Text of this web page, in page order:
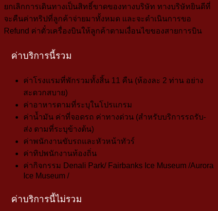
ยกเลิกการเดินทางเป็นสิทธิ์ขาดของทางบริษัท ทางบริษัทยินดีที่
จะคืนค่าทริปที่ลูกค้าจ่ายมาทั้งหมด และจะดำเนินการขอ
Refund ค่าตั๋วเครื่องบินให้ลูกค้าตามเงื่อนไขของสายการบิน
ค่าบริการนี้รวม
ค่าโรงแรมที่พักรวมทั้งสิ้น 11 คืน (ห้องละ 2 ท่าน อย่าง
สะดวกสบาย)
ค่าอาหารตามที่ระบุในโปรแกรม
ค่าน้ำมัน ค่าที่จอดรถ ค่าทางด่วน (สำหรับบริการรถรับ-
ส่ง ตามที่ระบุข้างต้น)
ค่าพนักงานขับรถและหัวหน้าทัวร์
ค่าทิปพนักงานท้องถิ่น
ค่ากิจกรรม Denali Park/ Fairbanks Ice Museum /Aurora
Ice Museum /
ค่าบริการนี้ไม่รวม